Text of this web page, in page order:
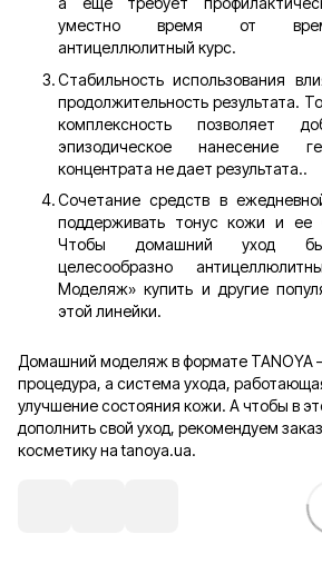
уместно время от
антицеллюлитный курс.
Стабильность использования
продолжительность результата.
комплексность позволяет
эпизодическое нанесение
концентрата не дает результата..
Сочетание средств в
поддерживать тонус кожи и ее
Чтобы домашний уход
целесообразно
Моделяж» купить и другие
этой линейки.
Домашний моделяж в формате TANOYA
процедура, а система ухода,
улучшение состояния кожи. А чтобы в
дополнить свой уход, рекомендуем
косметику на tanoya.ua.